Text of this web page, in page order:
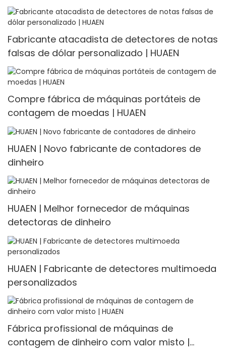
Fabricante atacadista de detectores de notas
falsas de dólar personalizado | HUAEN
Compre fábrica de máquinas portáteis de
contagem de moedas | HUAEN
HUAEN | Novo fabricante de contadores de
dinheiro
HUAEN | Melhor fornecedor de máquinas
detectoras de dinheiro
HUAEN | Fabricante de detectores multimoeda
personalizados
Fábrica profissional de máquinas de
contagem de dinheiro com valor misto |